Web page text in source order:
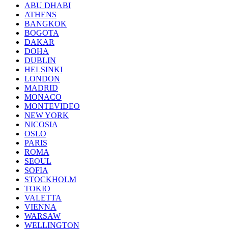
ABU DHABI
ATHENS
BANGKOK
BOGOTA
DAKAR
DOHA
DUBLIN
HELSINKI
LONDON
MADRID
MONACO
MONTEVIDEO
NEW YORK
NICOSIA
OSLO
PARIS
ROMA
SEOUL
SOFIA
STOCKHOLM
TOKIO
VALETTA
VIENNA
WARSAW
WELLINGTON